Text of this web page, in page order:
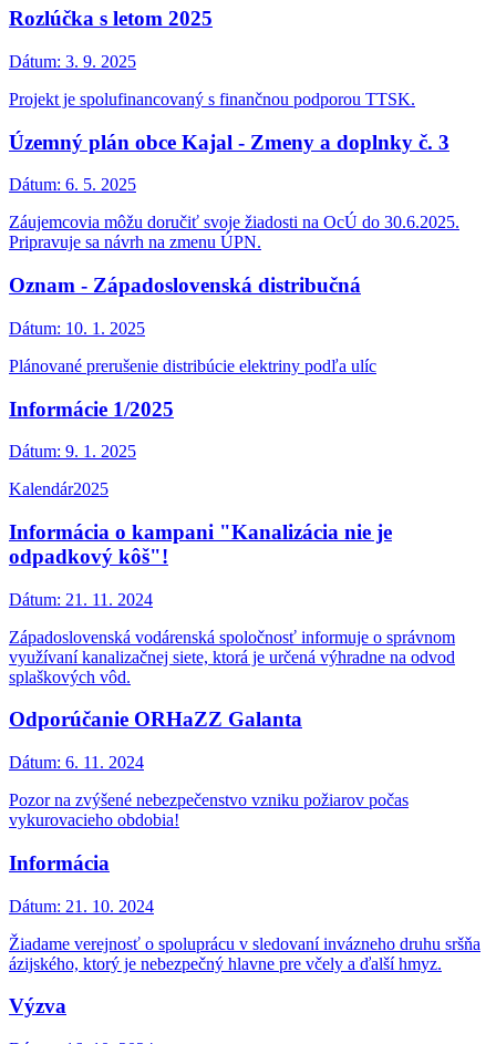
Rozlúčka s letom 2025
Dátum: 3. 9. 2025
Projekt je spolufinancovaný s finančnou podporou TTSK.
Územný plán obce Kajal - Zmeny a doplnky č. 3
Dátum: 6. 5. 2025
Záujemcovia môžu doručiť svoje žiadosti na OcÚ do 30.6.2025.
Pripravuje sa návrh na zmenu ÚPN.
Oznam - Západoslovenská distribučná
Dátum: 10. 1. 2025
Plánované prerušenie distribúcie elektriny podľa ulíc
Informácie 1/2025
Dátum: 9. 1. 2025
Kalendár2025
Informácia o kampani "Kanalizácia nie je
odpadkový kôš"!
Dátum: 21. 11. 2024
Západoslovenská vodárenská spoločnosť informuje o správnom
využívaní kanalizačnej siete, ktorá je určená výhradne na odvod
splaškových vôd.
Odporúčanie ORHaZZ Galanta
Dátum: 6. 11. 2024
Pozor na zvýšené nebezpečenstvo vzniku požiarov počas
vykurovacieho obdobia!
Informácia
Dátum: 21. 10. 2024
Žiadame verejnosť o spoluprácu v sledovaní invázneho druhu sršňa
ázijského, ktorý je nebezpečný hlavne pre včely a ďalší hmyz.
Výzva